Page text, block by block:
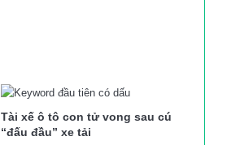
Tài xế ô tô con tử vong sau cú
“đấu đầu” xe tải